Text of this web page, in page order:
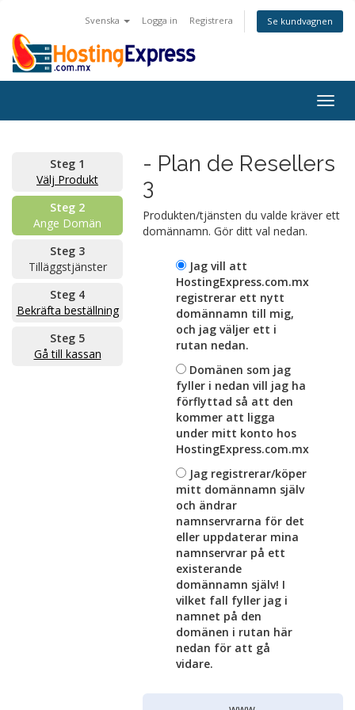
Svenska Logga in Registrera Se kundvagnen
Steg 1
Välj Produkt
Steg 2
Ange Domän
Steg 3
Tilläggstjänster
Steg 4
Bekräfta beställning
Steg 5
Gå till kassan
- Plan de Resellers
3
Produkten/tjänsten du valde kräver ett
domännamn. Gör ditt val nedan.
Jag vill att
HostingExpress.com.mx
registrerar ett nytt
domännamn till mig,
och jag väljer ett i
rutan nedan.
Domänen som jag
fyller i nedan vill jag ha
förflyttad så att den
kommer att ligga
under mitt konto hos
HostingExpress.com.mx
Jag registrerar/köper
mitt domännamn själv
och ändrar
namnservrarna för det
eller uppdaterar mina
namnservrar på ett
existerande
domännamn själv! I
vilket fall fyller jag i
namnet på den
domänen i rutan här
nedan för att gå
vidare.